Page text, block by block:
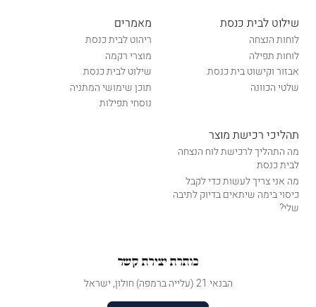
שילוט לבית כנסת
לוחות הנצחה
לוחות תפילה
אבזור וקישוט בית כנסת
שלטי הכוונה
מאמרים
ריהוט לבית כנסת
מוצרי רקמה
שילוט לבית כנסת
תוכן שימושי המתניה
נוסחי תפילות
תהליכי רכישת מוצר
מה התהליך לרכישת לוח הנצחה
לבית כנסת
מה אני צריך לעשות כדי לקבל
כיסוי בימה שיתאים בדיוק לתיבה
שלי?
כותרת יצירת קשר
הבנאי 21 (עלייה ברמפה) חולון, ישראל